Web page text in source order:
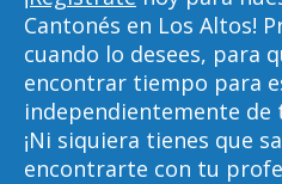
Cantonés en Los Altos!
cuando lo desees, para
encontrar tiempo para
independientemente
¡Ni siquiera tienes que
encontrarte con tu